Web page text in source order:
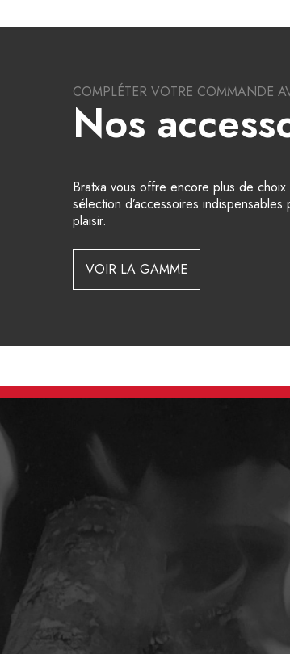
COMPLÉTER VOTRE COMMANDE
Nos
Bratxa vous offre encore plus de
sélection d’accessoires
plaisir.
VOIR LA GAMME